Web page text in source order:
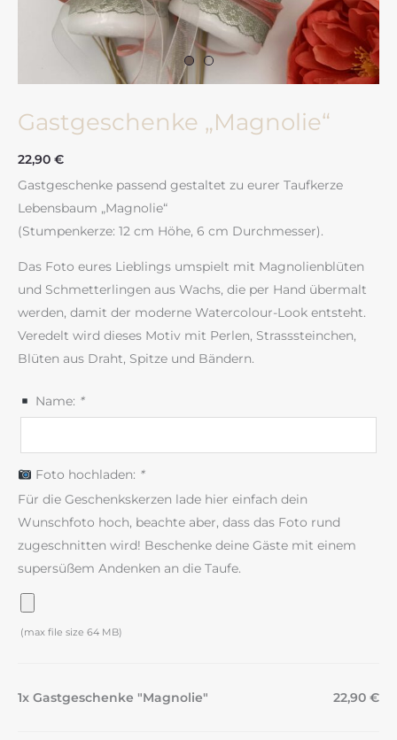
Gastgeschenke „Magnolie“
22,90 €
Gastgeschenke passend gestaltet zu eurer Taufkerze
Lebensbaum „Magnolie“
(Stumpenkerze: 12 cm Höhe, 6 cm Durchmesser).
Das Foto eures Lieblings umspielt mit Magnolienblüten
und Schmetterlingen aus Wachs, die per Hand übermalt
werden, damit der moderne Watercolour-Look entsteht.
Veredelt wird dieses Motiv mit Perlen, Strasssteinchen,
Blüten aus Draht, Spitze und Bändern.
Name: *
Foto hochladen: *
Für die Geschenkskerzen lade hier einfach dein
Wunschfoto hoch, beachte aber, dass das Foto rund
zugeschnitten wird! Beschenke deine Gäste mit einem
supersüßem Andenken an die Taufe.
(max file size 64 MB)
1x Gastgeschenke "Magnolie" 22,90 €